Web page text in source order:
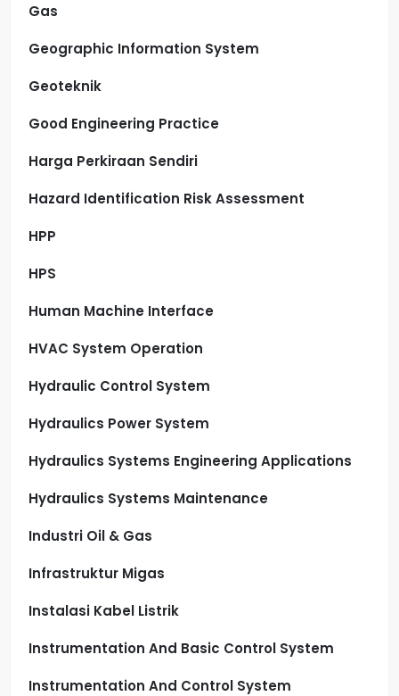
Gas
Geographic Information System
Geoteknik
Good Engineering Practice
Harga Perkiraan Sendiri
Hazard Identification Risk Assessment
HPP
HPS
Human Machine Interface
HVAC System Operation
Hydraulic Control System
Hydraulics Power System
Hydraulics Systems Engineering Applications
Hydraulics Systems Maintenance
Industri Oil & Gas
Infrastruktur Migas
Instalasi Kabel Listrik
Instrumentation And Basic Control System
Instrumentation And Control System